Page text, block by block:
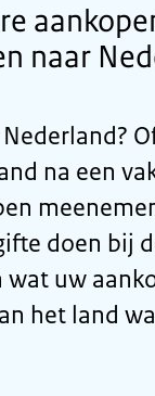
naar
na een
doen bij
wat uw
het land